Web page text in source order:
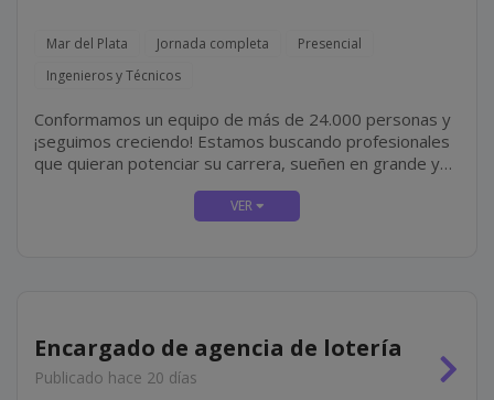
Mar del Plata Jornada completa
Presencial
Ingenieros y Técnicos
Conformamos un equipo de más de 24.000 personas y
¡seguimos creciendo! Estamos buscando profesionales
que quieran potenciar su carrera, sueñen en grande y
¡Tenemos una oportunidad para vos como TÉCNICO
Encargado de agencia de lotería
Publicado hace 20 días